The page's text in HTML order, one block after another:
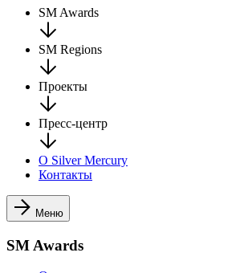
SM Awards
SM Regions
Проекты
Пресс-центр
О Silver Mercury
Контакты
Меню
SM Awards